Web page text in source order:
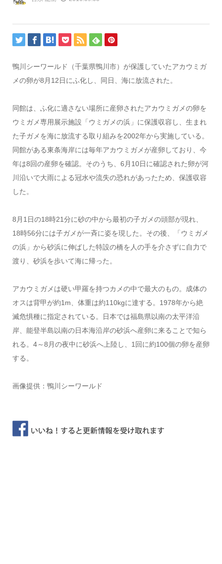
鴨川シーワールド（千葉県鴨川市）が保護していたアカウミガ
メの卵が8月12日にふ化し、同日、海に放流された。
同館は、ふ化に適さない場所に産卵されたアカウミガメの卵を
ウミガメ専用展示施設「ウミガメの浜」に保護収容し、生まれ
た子ガメを海に放流する取り組みを2002年から実施している。
同館がある東条海岸には毎年アカウミガメが産卵しており、今
年は8回の産卵を確認。そのうち、6月10日に確認された卵が河
川沿いで大雨による冠水や流失の恐れがあったため、保護収容
した。
8月1日の18時21分に砂の中から最初の子ガメの頭部が現れ、
18時56分には子ガメが一斉に姿を現した。その後、「ウミガメ
の浜」から砂浜に伸ばした特設の橋を人の手を介さずに自力で
渡り、砂浜を歩いて海に帰った。
アカウミガメは硬い甲羅を持つカメの中で最大のもの。成体の
オスは背甲が約1m、体重は約110kgに達する。1978年から絶
滅危惧種に指定されている。日本では福島県以南の太平洋沿
岸、能登半島以南の日本海沿岸の砂浜へ産卵に来ることで知ら
れる。4～8月の夜中に砂浜へ上陸し、1回に約100個の卵を産卵
する。
画像提供：鴨川シーワールド